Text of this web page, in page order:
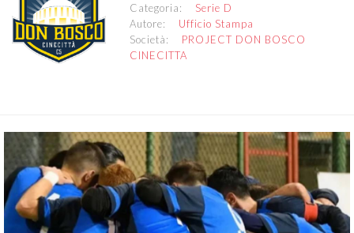
Categoria: Serie D
Autore: Ufficio Stampa
Società: PROJECT DON BOSCO
CINECITTA